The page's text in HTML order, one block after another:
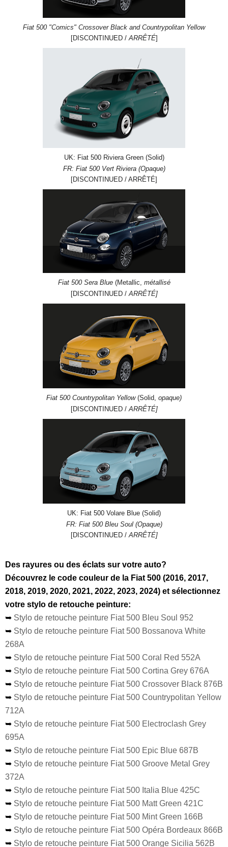
Fiat 500 "Comics" Crossover Black and Countrypolitan Yellow
[DISCONTINUED /ARRÊTÉ
UK: Fiat 500 Riviera Green (Solid)
FR: Fiat 500 Vert Riviera (Opaque)
[DISCONTINUED / ARRÊTÉ]
Fiat 500 Sera Blue (Metallic, métallisé
[DISCONTINUED / ARRÊTÉ]
Fiat 500 Countrypolitan Yellow (Solid, opaque)
[DISCONTINUED / ARRÊTÉ]
UK: Fiat 500 Volare Blue (Solid)
FR: Fiat 500 Bleu Soul (Opaque)
[DISCONTINUED / ARRÊTÉ]
Des rayures ou des éclats sur votre auto?
Découvrez le code couleur de la Fiat 500 (2016, 2017,
2018, 2019, 2020, 2021, 2022, 2023, 2024) et sélectionnez
votre stylo de retouche peinture:
➥ Stylo de retouche peinture Fiat 500 Bleu Soul 952
➥ Stylo de retouche peinture Fiat 500 Bossanova White
268A
➥ Stylo de retouche peinture Fiat 500 Coral Red 552A
➥ Stylo de retouche peinture Fiat 500 Cortina Grey 676A
➥ Stylo de retouche peinture Fiat 500 Crossover Black 876B
➥ Stylo de retouche peinture Fiat 500 Countrypolitan Yellow
712A
➥ Stylo de retouche peinture Fiat 500 Electroclash Grey
695A
➥ Stylo de retouche peinture Fiat 500 Epic Blue 687B
➥ Stylo de retouche peinture Fiat 500 Groove Metal Grey
372A
➥ Stylo de retouche peinture Fiat 500 Italia Blue 425C
➥ Stylo de retouche peinture Fiat 500 Matt Green 421C
➥ Stylo de retouche peinture Fiat 500 Mint Green 166B
➥ Stylo de retouche peinture Fiat 500 Opéra Bordeaux 866B
➥ Stylo de retouche peinture Fiat 500 Orange Sicilia 562B